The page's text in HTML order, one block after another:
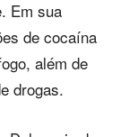
Em sua
de cocaína
além de
drogas.